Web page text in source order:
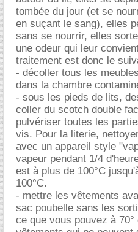
tombée du jour (et se
en suçant le sang), elles
sans se nourrir, elles
une odeur qui leur
traitement est donc le
- décoller tous les
dans la chambre
- sous les pieds de lits,
coller du scotch double
pulvériser toutes les
vis. Pour la literie,
avec un appareil style
vapeur pendant 1/4
est à plus de 100°C
100°C.
- mettre les vêtements
sac poubelle sans les
ce que vous pouvez à